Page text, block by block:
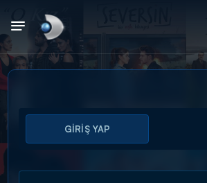
Arama
ARAMA SONUÇLARI
GİRİŞ YAP